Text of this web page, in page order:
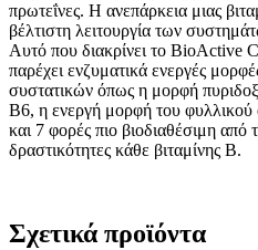
πρωτεΐνες. Η ανεπάρκεια μιας
βέλτιστη λειτουργία των
Αυτό που διακρίνει το BioActive
παρέχει ενζυματικά ενεργές
συστατικών όπως η μορφή
Β6, η ενεργή μορφή του
και 7 φορές πιο βιοδιαθέσιμη από
δραστικότητες κάθε βιταμίνης Β.
Σχετικά προϊόντα